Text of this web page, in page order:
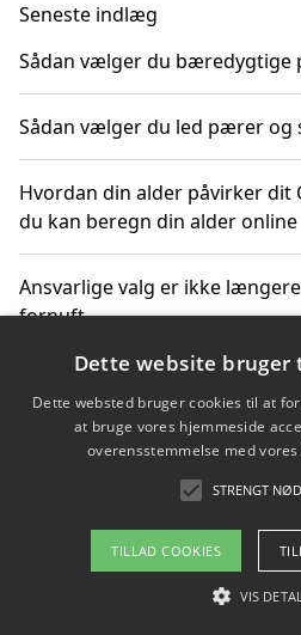
Seneste indlæg
Sådan vælger du
Sådan vælger du led pærer og
Hvordan din alder påvirker dit
du kan beregn din alder online
Ansvarlige valg er ikke
fornuft
Sådan kan du handle
faktura
Om / kontakt
Blog
Dette website bruger
Dette websted bruger cookies til at
at bruge vores hjemmeside
overensstemmelse med
STRENGT
TILLAD COOKIES
VIS